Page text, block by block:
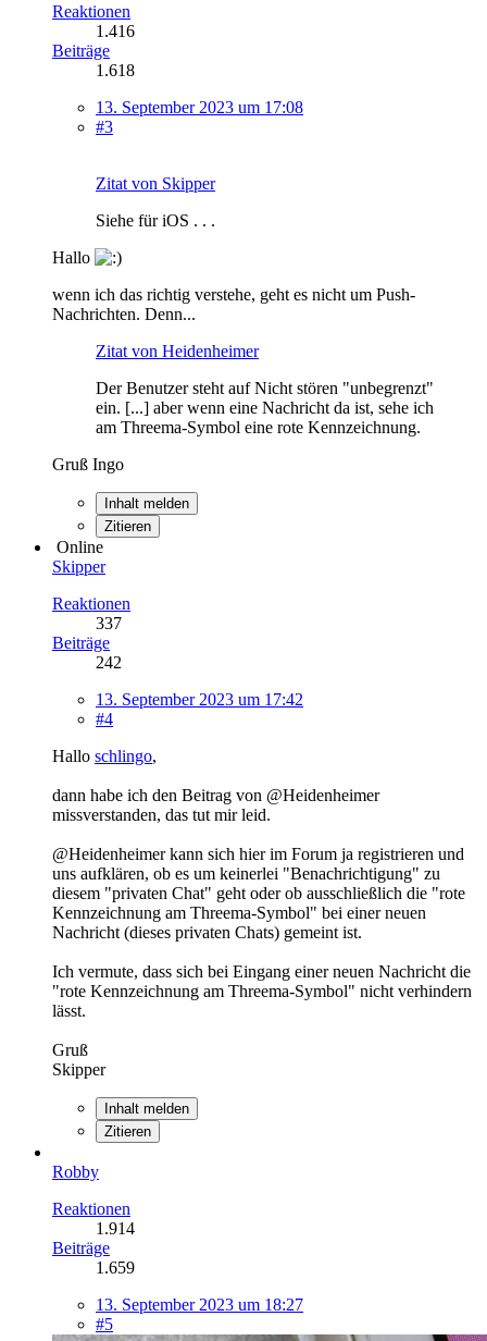
Reaktionen
1.416
Beiträge
1.618
13. September 2023 um 17:08
#3
Zitat von Skipper
Siehe für iOS . . .
Hallo
wenn ich das richtig verstehe, geht es nicht um Push-
Nachrichten. Denn...
Zitat von Heidenheimer
Der Benutzer steht auf Nicht stören "unbegrenzt"
ein. [...] aber wenn eine Nachricht da ist, sehe ich
am Threema-Symbol eine rote Kennzeichnung.
Gruß Ingo
Inhalt melden
Zitieren
Online
Skipper
Reaktionen
337
Beiträge
242
13. September 2023 um 17:42
#4
Hallo schlingo,
dann habe ich den Beitrag von @Heidenheimer
missverstanden, das tut mir leid.
@Heidenheimer kann sich hier im Forum ja registrieren und
uns aufklären, ob es um keinerlei "Benachrichtigung" zu
diesem "privaten Chat" geht oder ob ausschließlich die "rote
Kennzeichnung am Threema-Symbol" bei einer neuen
Nachricht (dieses privaten Chats) gemeint ist.
Ich vermute, dass sich bei Eingang einer neuen Nachricht die
"rote Kennzeichnung am Threema-Symbol" nicht verhindern
lässt.
Gruß
Skipper
Inhalt melden
Zitieren
Robby
Reaktionen
1.914
Beiträge
1.659
13. September 2023 um 18:27
#5